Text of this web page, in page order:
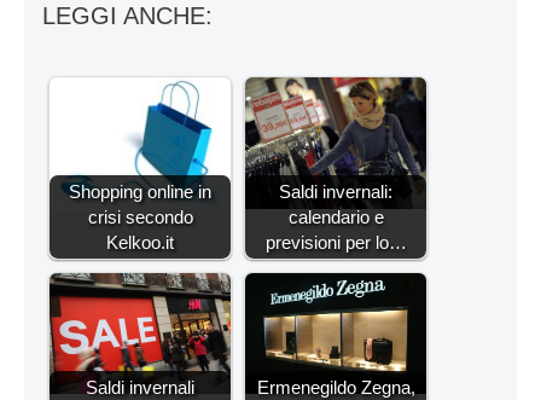
LEGGI ANCHE:
Shopping online in
crisi secondo
Kelkoo.it
Saldi invernali:
calendario e
previsioni per lo…
Saldi invernali
Ermenegildo Zegna,